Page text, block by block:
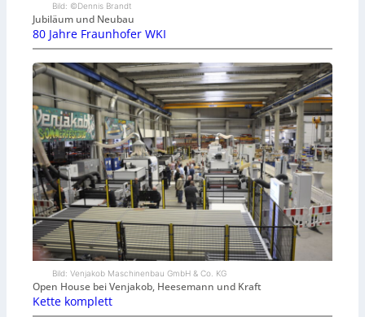
Bild: ©Dennis Brandt
Jubiläum und Neubau
80 Jahre Fraunhofer WKI
Bild: Venjakob Maschinenbau GmbH & Co. KG
Open House bei Venjakob, Heesemann und Kraft
Kette komplett